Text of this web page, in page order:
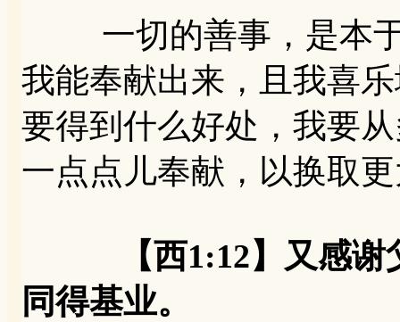
一切的善事，是本于
我能奉献出来，且我喜
要得到什么好处，我要
一点点儿奉献，以换取
【西1:12】又感
同得基业。